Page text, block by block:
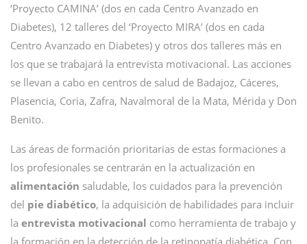
‘Proyecto CAMINA’ (dos en cada Centro Avanzado en
Diabetes), 12 talleres del ‘Proyecto MIRA’ (dos en cada
Centro Avanzado en Diabetes) y otros dos talleres más en
los que se trabajará la entrevista motivacional. Las acciones
se llevan a cabo en centros de salud de Badajoz, Cáceres,
Plasencia, Coria, Zafra, Navalmoral de la Mata, Mérida y Don
Benito.
Las áreas de formación prioritarias de estas formaciones a
los profesionales se centrarán en la actualización en
alimentación saludable, los cuidados para la prevención
del pie diabético, la adquisición de habilidades para incluir
la entrevista motivacional como herramienta de trabajo y
la formación en la detección de la retinopatía diabética. Con